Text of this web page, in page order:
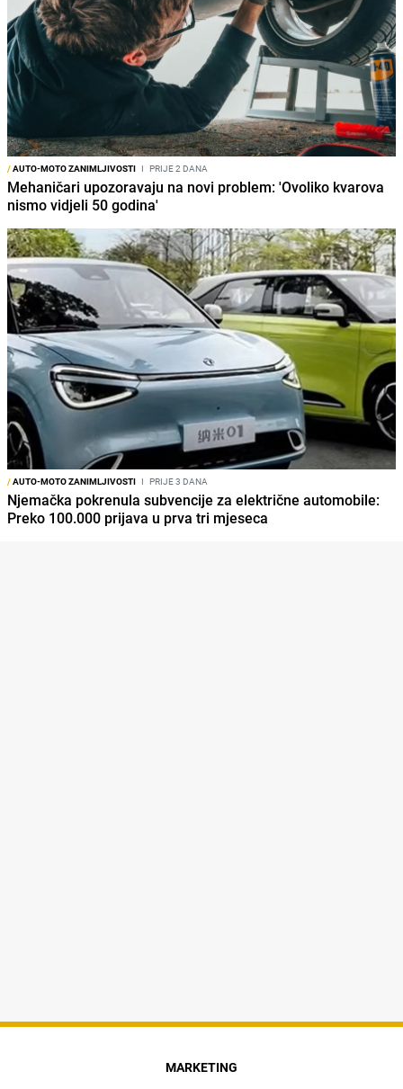
/AUTO-MOTO ZANIMLJIVOSTI I PRIJE 2 DANA
Mehaničari upozoravaju na novi problem: 'Ovoliko kvarova
nismo vidjeli 50 godina'
/AUTO-MOTO ZANIMLJIVOSTI I PRIJE 3 DANA
Njemačka pokrenula subvencije za električne automobile:
Preko 100.000 prijava u prva tri mjeseca
MARKETING